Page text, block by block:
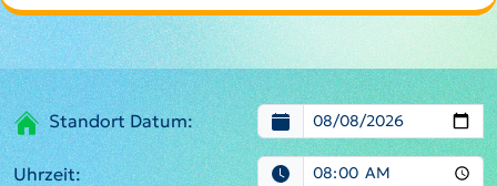
Standort Datum:
Uhrzeit: